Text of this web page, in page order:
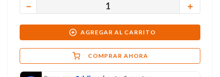
＋
－
AGREGAR AL CARRITO
COMPRAR AHORA